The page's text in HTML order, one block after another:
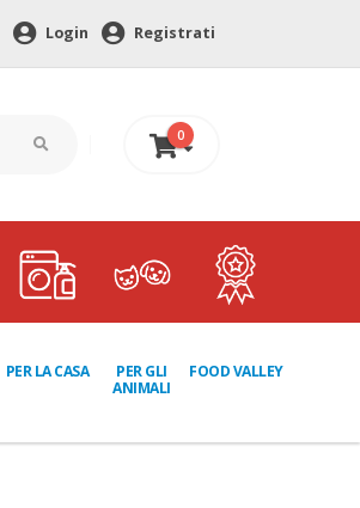
Login Registrati
0
0 €
PER LA CASA
PER GLI
ANIMALI
FOOD VALLEY